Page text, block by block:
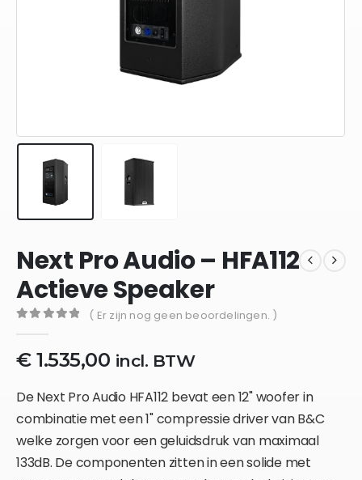
Next Pro Audio – HFA112
Actieve Speaker
( Er zijn nog geen beoordelingen. )
€1.535,00 incl. BTW
De Next Pro Audio HFA112 bevat een 12" woofer in
combinatie met een 1" compressie driver van B&C
welke zorgen voor een geluidsdruk van maximaal
133dB. De componenten zitten in een solide met